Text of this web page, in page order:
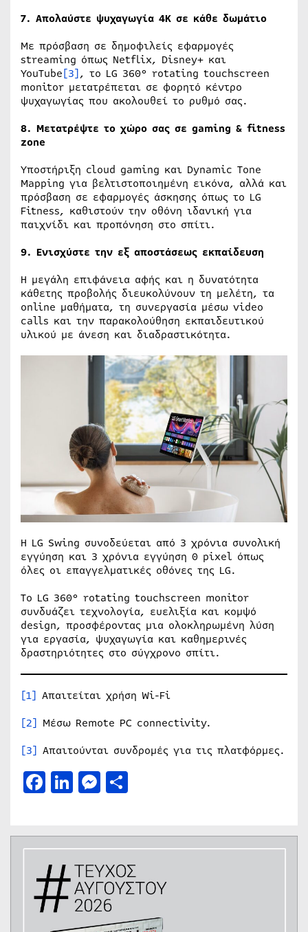
7. Απολαύστε ψυχαγωγία 4K σε κάθε δωμάτιο
Με πρόσβαση σε δημοφιλείς εφαρμογές
streaming όπως Netflix, Disney+ και
YouTube[3], τo LG 360° rotating touchscreen
monitor μετατρέπεται σε φορητό κέντρο
ψυχαγωγίας που ακολουθεί το ρυθμό σας.
8. Μετατρέψτε το χώρο σας σε gaming & fitness
zone
Υποστήριξη cloud gaming και Dynamic Tone
Mapping για βελτιστοποιημένη εικόνα, αλλά και
πρόσβαση σε εφαρμογές άσκησης όπως το LG
Fitness, καθιστούν την οθόνη ιδανική για
παιχνίδι και προπόνηση στο σπίτι.
9. Ενισχύστε την εξ αποστάσεως εκπαίδευση
Η μεγάλη επιφάνεια αφής και η δυνατότητα
κάθετης προβολής διευκολύνουν τη μελέτη, τα
online μαθήματα, τη συνεργασία μέσω video
calls και την παρακολούθηση εκπαιδευτικού
υλικού με άνεση και διαδραστικότητα.
Η LG Swing συνοδεύεται από 3 χρόνια συνολική
εγγύηση και 3 χρόνια εγγύηση 0 pixel όπως
όλες οι επαγγελματικές οθόνες της LG.
To LG 360° rotating touchscreen monitor
συνδυάζει τεχνολογία, ευελιξία και κομψό
design, προσφέροντας μια ολοκληρωμένη λύση
για εργασία, ψυχαγωγία και καθημερινές
δραστηριότητες στο σύγχρονο σπίτι.
[1] Απαιτείται χρήση Wi-Fi
[2] Μέσω Remote PC connectivity.
[3] Απαιτούνται συνδρομές για τις πλατφόρμες.
Facebook
LinkedIn
Messenger